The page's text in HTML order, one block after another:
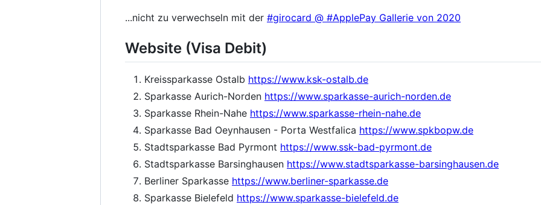
...nicht zu verwechseln mit der #girocard @ #ApplePay Gallerie von 2020
Website (Visa Debit)
Kreissparkasse Ostalb https://www.ksk-ostalb.de
Sparkasse Aurich-Norden https://www.sparkasse-aurich-norden.de
Sparkasse Rhein-Nahe https://www.sparkasse-rhein-nahe.de
Sparkasse Bad Oeynhausen - Porta Westfalica https://www.spkbopw.de
Stadtsparkasse Bad Pyrmont https://www.ssk-bad-pyrmont.de
Stadtsparkasse Barsinghausen https://www.stadtsparkasse-barsinghausen.de
Berliner Sparkasse https://www.berliner-sparkasse.de
Sparkasse Bielefeld https://www.sparkasse-bielefeld.de